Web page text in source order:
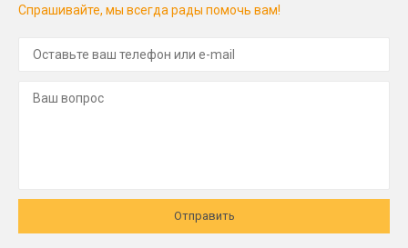
Спрашивайте, мы всегда рады помочь вам!
Отправить